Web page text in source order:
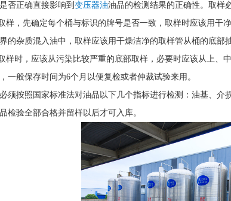
否正确直接影响到 变压器油油品的检测结果的正确性。取样
样，先确定每个桶与标识的牌号是否一致，取样时应该用干
的杂质混入油中，取样应该用干燥洁净的取样管从桶的底部
样时，应该从污染比较严重的底部取样，必要时应该从上、
一般保存时间为6个月以便复检或者仲裁试验来用。
须按照国家标准法对油品以下几个指标进行检测：油基、介
检验全部合格并留样以后才可入库。